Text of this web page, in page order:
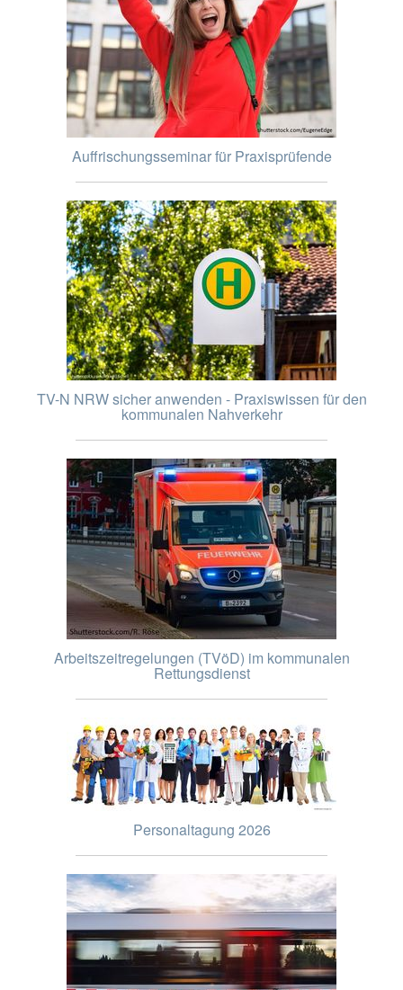
Auffrischungsseminar für Praxisprüfende
TV-N NRW sicher anwenden - Praxiswissen für den
kommunalen Nahverkehr
Arbeitszeitregelungen (TVöD) im kommunalen
Rettungsdienst
Personaltagung 2026